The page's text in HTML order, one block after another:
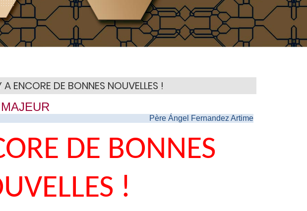
A ENCORE DE BONNES NOUVELLES !
Père Ángel Fernandez Artime
DE BONNES
!